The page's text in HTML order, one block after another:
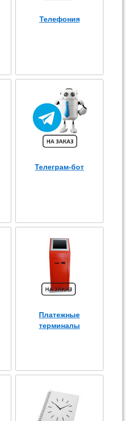
Телефония
Телеграм-бот
Платежные
терминалы